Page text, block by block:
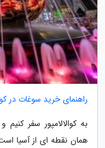
راهنمای خرید سوغات در
به کوالالامپور سفر
همان نقطه ای از آسیا